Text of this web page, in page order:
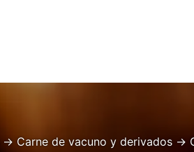
→ Carne de vacuno y derivados →